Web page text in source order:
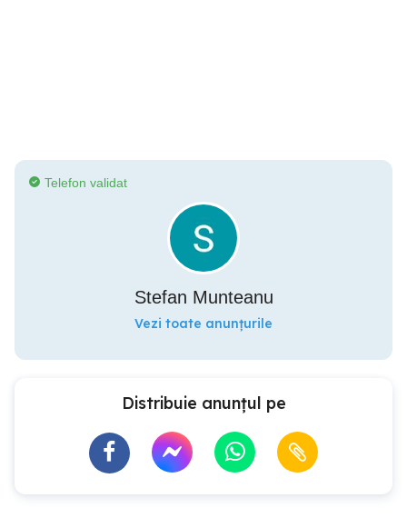
Telefon validat
Stefan Munteanu
Vezi toate anunțurile
Distribuie anunțul pe